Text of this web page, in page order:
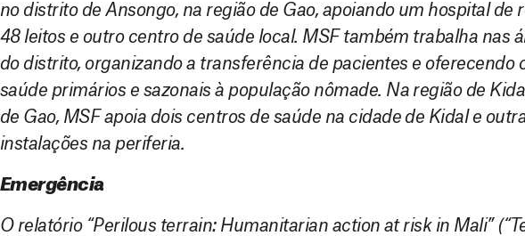
no distrito de Ansongo, na região de Gao, apoiando um hospital de
48 leitos e outro centro de saúde local. MSF também trabalha nas
do distrito, organizando a transferência de pacientes e oferecendo
saúde primários e sazonais à população nômade. Na região de
de Gao, MSF apoia dois centros de saúde na cidade de Kidal e
instalações na periferia.
Emergência
O relatório “Perilous terrain: Humanitarian action at risk in Mali”